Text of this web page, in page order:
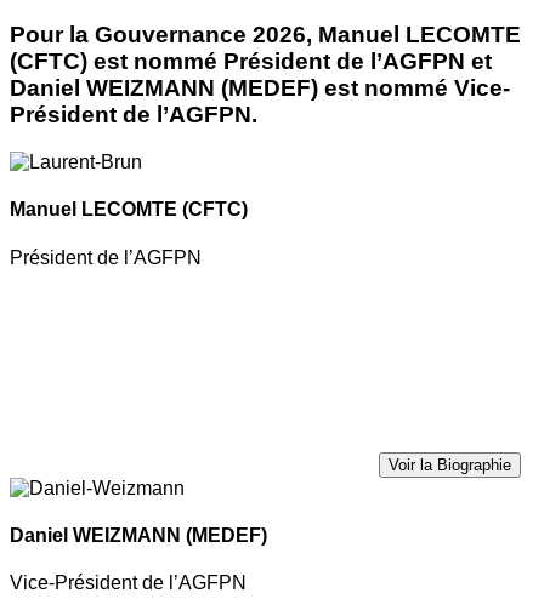
Pour la Gouvernance 2026, Manuel LECOMTE
(CFTC) est nommé Président de l’AGFPN et
Daniel WEIZMANN (MEDEF) est nommé Vice-
Président de l’AGFPN.
Manuel LECOMTE (CFTC)
Président de l’AGFPN
Voir la Biographie
Daniel WEIZMANN (MEDEF)
Vice-Président de l’AGFPN